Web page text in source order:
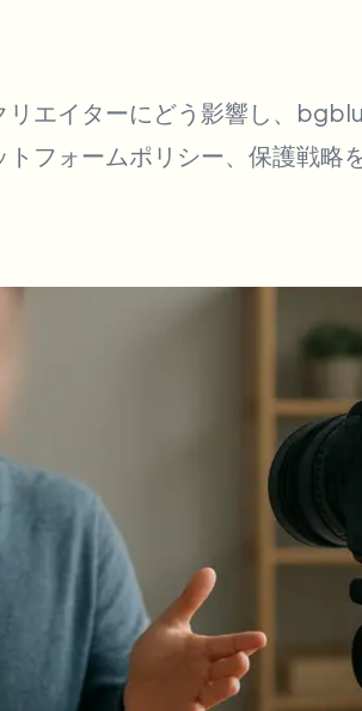
batch processing?
エイターにどう影響し、
フォームポリシー、保護戦略